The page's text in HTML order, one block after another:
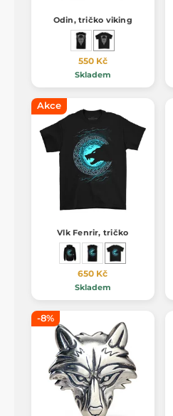
Odin, tričko viking
550 Kč
Skladem
Akce
Vlk Fenrir, tričko
650 Kč
Skladem
-8%